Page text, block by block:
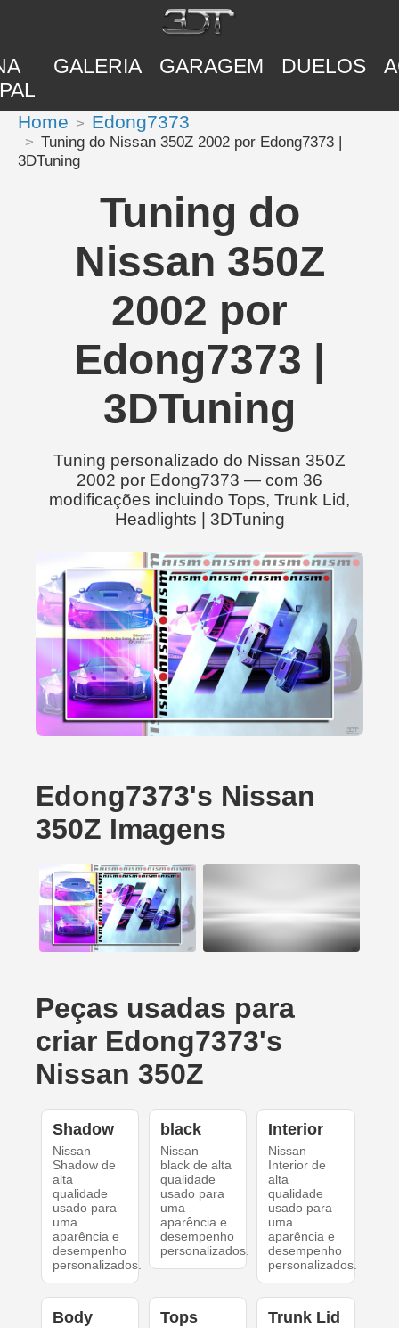
GALERIA GARAGEM DUELOS
Home Edong7373
Tuning do Nissan 350Z 2002 por Edong7373 |
3DTuning
Tuning do
Nissan 350Z
2002 por
Edong7373 |
3DTuning
Tuning personalizado do Nissan 350Z
2002 por Edong7373 — com 36
modificações incluindo Tops, Trunk Lid,
Headlights | 3DTuning
Edong7373's Nissan
350Z Imagens
Peças usadas para
criar Edong7373's
Nissan 350Z
Shadow
Nissan
Shadow de
alta
qualidade
usado para
uma
aparência e
desempenho
personalizados.
black
Nissan
black de alta
qualidade
usado para
uma
aparência e
desempenho
personalizados.
Interior
Nissan
Interior de
alta
qualidade
usado para
uma
aparência e
desempenho
personalizados.
Body Tops Trunk Lid